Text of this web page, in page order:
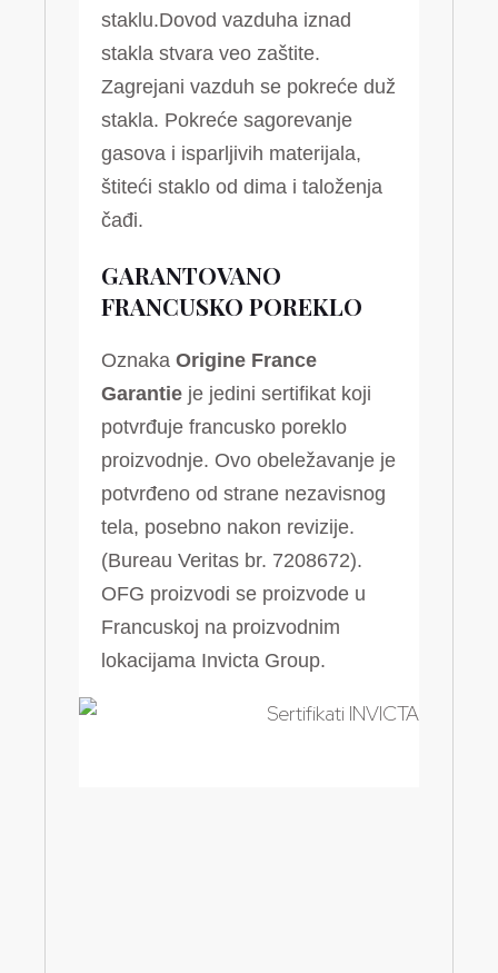
staklu.Dovod vazduha iznad
stakla stvara veo zaštite.
Zagrejani vazduh se pokreće duž
stakla. Pokreće sagorevanje
gasova i isparljivih materijala,
štiteći staklo od dima i taloženja
čađi.
GARANTOVANO
FRANCUSKO POREKLO
OznakaOrigine France
Garantie je jedini sertifikat koji
potvrđuje francusko poreklo
proizvodnje. Ovo obeležavanje je
potvrđeno od strane nezavisnog
tela, posebno nakon revizije.
(Bureau Veritas br. 7208672).
OFG proizvodi se proizvode u
Francuskoj na proizvodnim
lokacijama Invicta Group.